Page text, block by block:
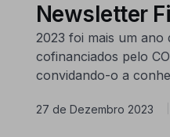
Newsletter
2023 foi mais um ano
cofinanciados pelo
convidando-o a
27 de Dezembro 2023